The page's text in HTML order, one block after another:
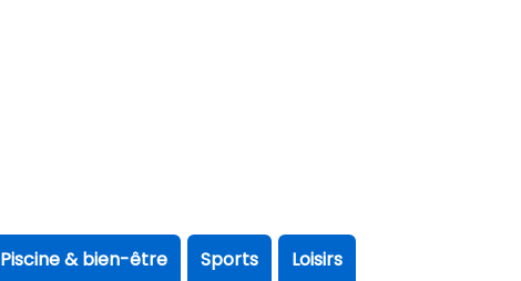
Piscine & bien-être Sports Loisirs